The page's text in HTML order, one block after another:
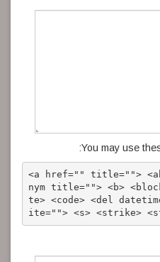
You may use
<a href="" title="">
nym title=""> <b>
te> <code> <del
ite=""> <s> <strike>